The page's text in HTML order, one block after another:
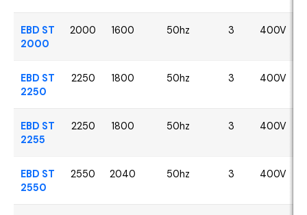
EBD ST
2000
2000 1600 50hz 3 400V
EBD ST
2250
2250 1800 50hz 3 400V
EBD ST
2255
2250 1800 50hz 3 400V
EBD ST
2550
2550 2040 50hz 3 400V